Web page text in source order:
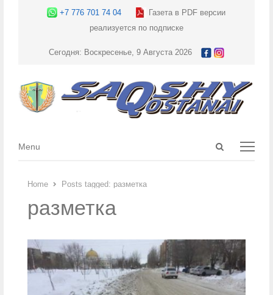
+7 776 701 74 04
Газета в PDF версии
реализуется по подписке
Сегодня: Воскресенье, 9 Августа 2026
Open
Menu
Menu
Home Posts tagged: разметка
разметка